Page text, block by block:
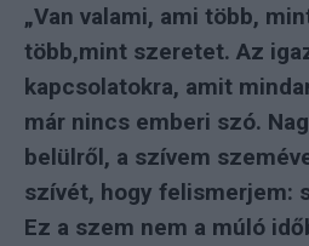
„Van valami, ami több,
több,mint szeretet. Az
kapcsolatokra, amit
már nincs emberi szó.
belülről, a szívem
szívét, hogy felismerjem:
Ez a szem nem a múló